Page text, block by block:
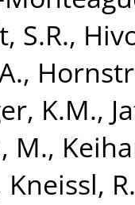
S.R.,
,
K.M.,
M.,
Kneissl, R.